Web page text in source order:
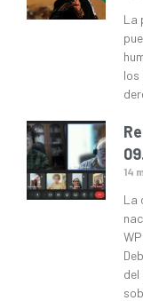
La
los
14
La